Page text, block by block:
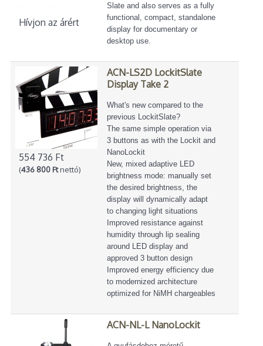
Hívjon az árért
Slate and also serves as a fully
functional, compact, standalone
display for documentary or
desktop use.
554 736 Ft
(436 800 Ftnettó)
ACN-LS2D LockitSlate
Display Take 2
What's new compared to the
previous LockitSlate?
The same simple operation via
3 buttons as with the Lockit and
NanoLockit
New, mixed adaptive LED
brightness mode: manually set
the desired brightness, the
display will dynamically adapt
to changing light situations
Improved resistance against
humidity through lip sealing
around LED display and
approved 3 button design
Improved energy efficiency due
to modernized architecture
optimized for NiMH chargeables
ACN-NL-L NanoLockit